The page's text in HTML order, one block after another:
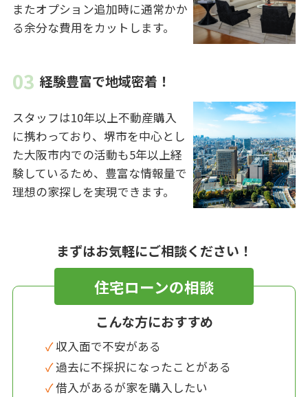
またオプション追加時に通常かか
る余分な費用をカットします。
経験豊富で地域密着！
スタッフは10年以上不動産購入
に携わっており、堺市を中心とし
た大阪市内での活動も5年以上経
験しているため、豊富な情報量で
理想の家探しを実現できます。
まずはお気軽にご相談ください！
住宅ローンの相談
こんな方におすすめ
✓ 収入面で不安がある
✓ 過去に不採択になったことがある
✓ 借入があるが家を購入したい